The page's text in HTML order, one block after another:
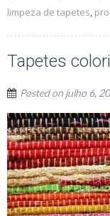
limpeza de tapetes,
Tapetes
Posted on julho 6,